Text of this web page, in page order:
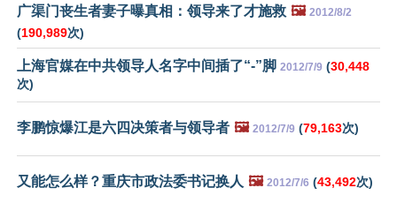
广渠门丧生者妻子曝真相：领导来了才施救 🖼️ 2012/8/2
(190,989次)
上海官媒在中共领导人名字中间插了“-”脚 2012/7/9 (30,448
次)
李鹏惊爆江是六四决策者与领导者 🖼️ 2012/7/9 (79,163次)
又能怎么样？重庆市政法委书记换人 🖼️ 2012/7/6 (43,492次)